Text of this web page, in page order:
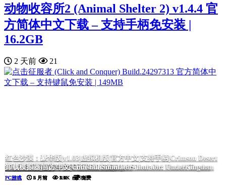
我的26岁女房客：在云端|官方中文|My 26-Year-Old Female Tenant
PC游戏 5 月前 5.5K 免费
黑色灵魂2|官方中文|BLACK SOULS II
PC游戏 5 月前 5.5K 免费
毒织千奈美|官方中文|Chinami Holic
PC游戏 5 月前 2.4K 免费
诈骗园区模拟器: 地下王国/Scam Center Simulator: UnderKingdom
PC游戏 2 月前 2.0K 免费
挂机西游模拟器
PC游戏 5 月前 1.6K 免费
红色沙漠：豪华版|v1.03|虚拟机版|官方中文|支持手柄|Crimson Desert
Deluxe Edition
PC游戏 4 月前 1.1K 免费
卸载模拟器|官方中文|Uninstall Simulator
PC游戏 5 月前 883 免费
动物收容所2 (Animal Shelter 2) v1.4.4 官
方简体中文下载 – 支持手柄免安装 |
16.2GB
2 天前 21